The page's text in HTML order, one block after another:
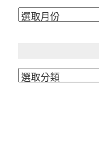
彙
分